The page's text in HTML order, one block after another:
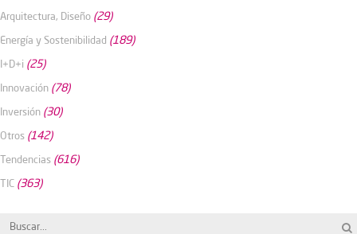
Arquitectura, Diseño (29)
Energía y Sostenibilidad (189)
I+D+i (25)
Innovación (78)
Inversión (30)
Otros (142)
Tendencias (616)
TIC (363)